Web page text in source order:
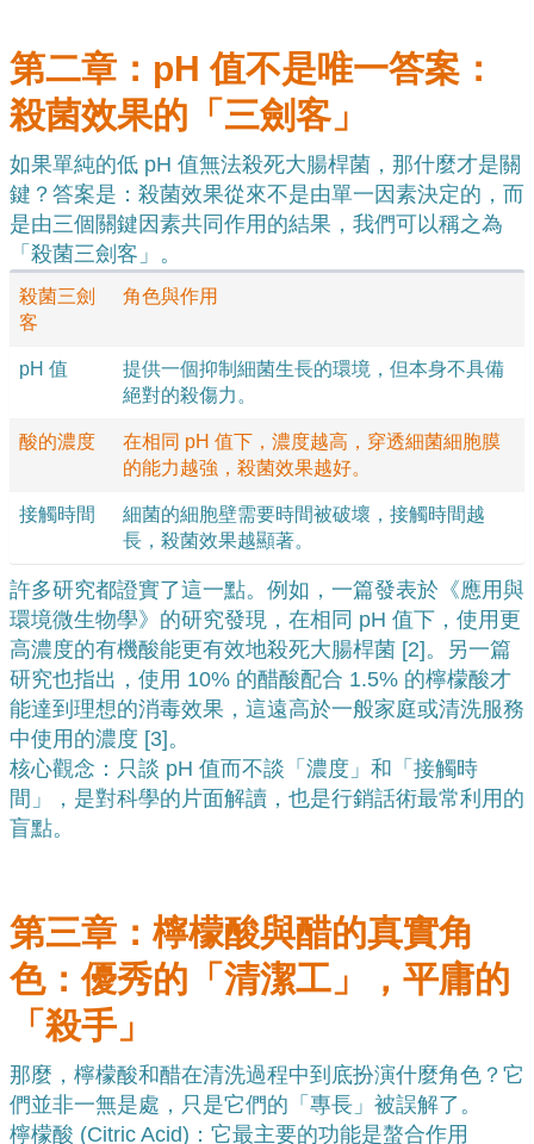
第二章：pH 值不是唯一答案：
殺菌效果的「三劍客」
如果單純的低 pH 值無法殺死大腸桿菌，那什麼才是關
鍵？答案是：殺菌效果從來不是由單一因素決定的，而
是由三個關鍵因素共同作用的結果，我們可以稱之為
「殺菌三劍客」。
殺菌三劍
客
角色與作用
pH 值
提供一個抑制細菌生長的環境，但本身不具備
絕對的殺傷力。
酸的濃度
在相同 pH 值下，濃度越高，穿透細菌細胞膜
的能力越強，殺菌效果越好。
接觸時間
細菌的細胞壁需要時間被破壞，接觸時間越
長，殺菌效果越顯著。
許多研究都證實了這一點。例如，一篇發表於《應用與
環境微生物學》的研究發現，在相同 pH 值下，使用更
高濃度的有機酸能更有效地殺死大腸桿菌 [2]。另一篇
研究也指出，使用 10% 的醋酸配合 1.5% 的檸檬酸才
能達到理想的消毒效果，這遠高於一般家庭或清洗服務
中使用的濃度 [3]。
核心觀念：只談 pH 值而不談「濃度」和「接觸時
間」，是對科學的片面解讀，也是行銷話術最常利用的
盲點。
第三章：檸檬酸與醋的真實角
色：優秀的「清潔工」，平庸的
「殺手」
那麼，檸檬酸和醋在清洗過程中到底扮演什麼角色？它
們並非一無是處，只是它們的「專長」被誤解了。
檸檬酸 (Citric Acid)：它最主要的功能是螯合作用